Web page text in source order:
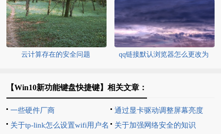
算机应用知识
云计算存在的安全问题
qq链接默认浏览器怎么更改为
【Win10新功能键盘快捷键】相关文章：
一些硬件厂商
通过显卡驱动调整屏幕亮度
关于tp-link怎么设置wifi用户名
关于加强网络安全的知识